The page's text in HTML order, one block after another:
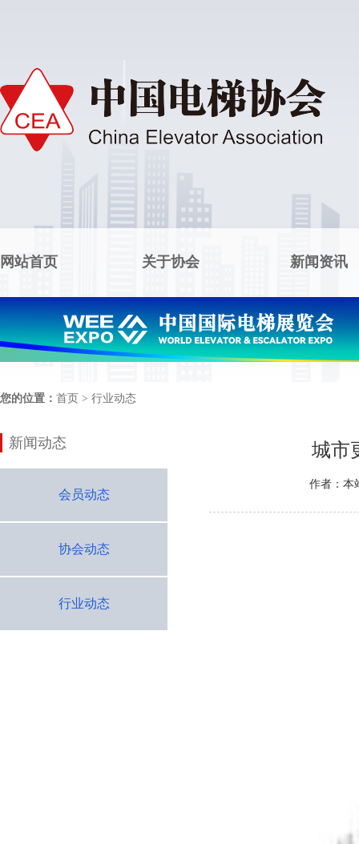
网站首页 关于协会 新闻资讯
您的位置： 首页 > 行业动态
新闻动态
会员动态
协会动态
行业动态
城市
作者：本